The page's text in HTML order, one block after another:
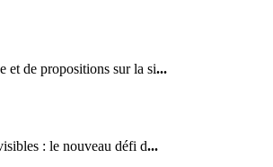
et de propositions sur la si...
: le nouveau défi d...